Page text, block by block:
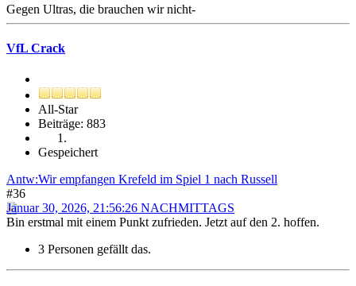
Gegen Ultras, die brauchen wir nicht-
VfL Crack
All-Star
Beiträge: 883
Gespeichert
Antw:Wir empfangen Krefeld im Spiel 1 nach Russell
#36
Januar 30, 2026, 21:56:26 NACHMITTAGS
Bin erstmal mit einem Punkt zufrieden. Jetzt auf den 2. hoffen.
3 Personen gefällt das.